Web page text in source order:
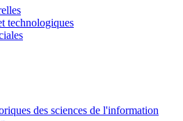
technologiques
des sciences de l'information